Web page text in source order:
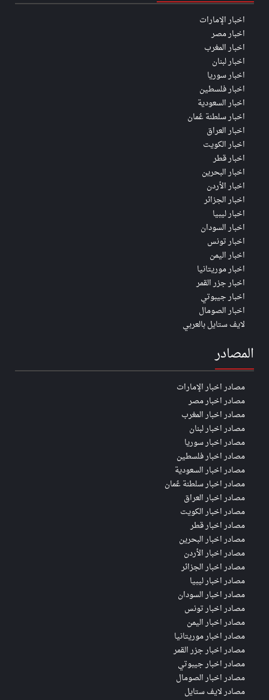
اخبار الإمارات
اخبار مصر
اخبار المغرب
اخبار لبنان
اخبار سوريا
اخبار فلسطين
اخبار السعودية
اخبار سلطنة عُمان
اخبار العراق
اخبار الكويت
اخبار قطر
اخبار البحرين
اخبار الأردن
اخبار الجزائر
اخبار ليبيا
اخبار السودان
اخبار تونس
اخبار اليمن
اخبار موريتانيا
اخبار جزر القمر
اخبار جيبوتي
اخبار الصومال
لايف ستايل بالعربي
المصادر
مصادر اخبار الإمارات
مصادر اخبار مصر
مصادر اخبار المغرب
مصادر اخبار لبنان
مصادر اخبار سوريا
مصادر اخبار فلسطين
مصادر اخبار السعودية
مصادر اخبار سلطنة عُمان
مصادر اخبار العراق
مصادر اخبار الكويت
مصادر اخبار قطر
مصادر اخبار البحرين
مصادر اخبار الأردن
مصادر اخبار الجزائر
مصادر اخبار ليبيا
مصادر اخبار السودان
مصادر اخبار تونس
مصادر اخبار اليمن
مصادر اخبار موريتانيا
مصادر اخبار جزر القمر
مصادر اخبار جيبوتي
مصادر اخبار الصومال
مصادر لايف ستايل